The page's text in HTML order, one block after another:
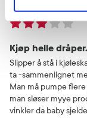
Kjøp helle dråper.
Slipper å stå i
ta -sammenlignet
Man må pumpe
man sløser myye
vinkler da baby